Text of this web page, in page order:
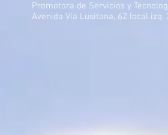
Promotora de Servicios y
Avenida Vía Lusitana, 62 local izq.